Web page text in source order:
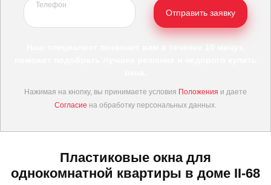
Телефон
Отправить заявку
Нажимая на кнопку, вы принимаете условия Положения и даете
Согласие на обработку персональных данных.
Пластиковые окна для
однокомнатной квартиры в доме II-68